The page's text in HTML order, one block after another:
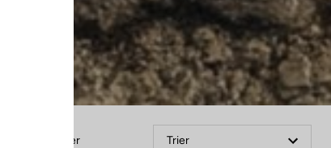
Filtrer Trier